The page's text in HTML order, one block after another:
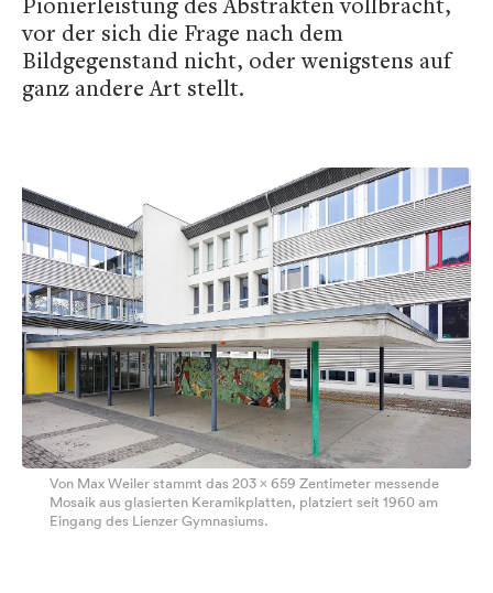
vor der sich die Frage nach dem
Bildgegenstand nicht, oder wenigstens auf
ganz andere Art stellt.
Von Max Weiler stammt das 203 x 659 Zentimeter messende
Mosaik aus glasierten Keramikplatten, platziert seit 1960 am
Eingang des Lienzer Gymnasiums.